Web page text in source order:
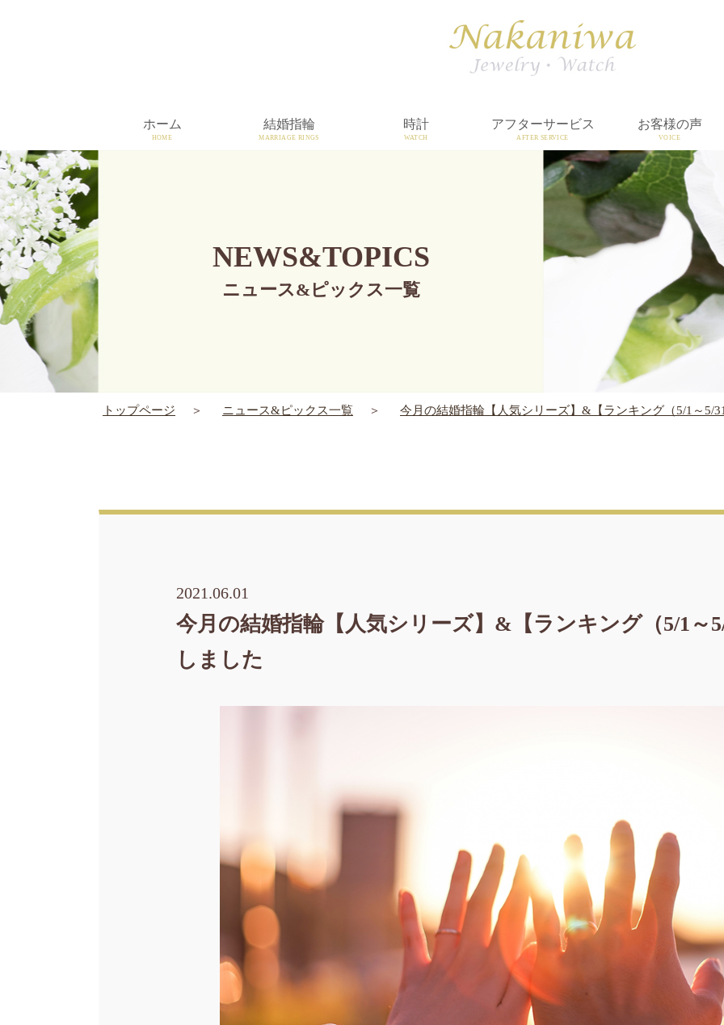
ホーム
HOME
結婚指輪
MARRIAGE RINGS
時計
WATCH
アフターサービス
AFTER SERVICE
お客様の声
VOICE
NEWS&TOPICS
ニュース&ピックス一覧
トップページ ニュース&ピックス一覧 今月の結婚指輪【人気シリーズ】&【ランキング（5/1～5/
2021.06.01
今月の結婚指輪【人気シリーズ】&【ランキング（5/1～
しました